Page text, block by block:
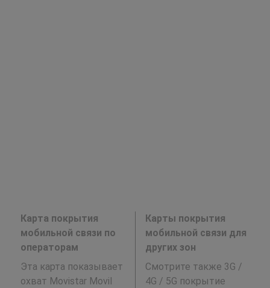
Карта покрытия
мобильной связи по
операторам
Эта карта показывает
охват Movistar Movil
Карты покрытия
мобильной связи для
других зон
Смотрите также 3G /
4G / 5G покрытие